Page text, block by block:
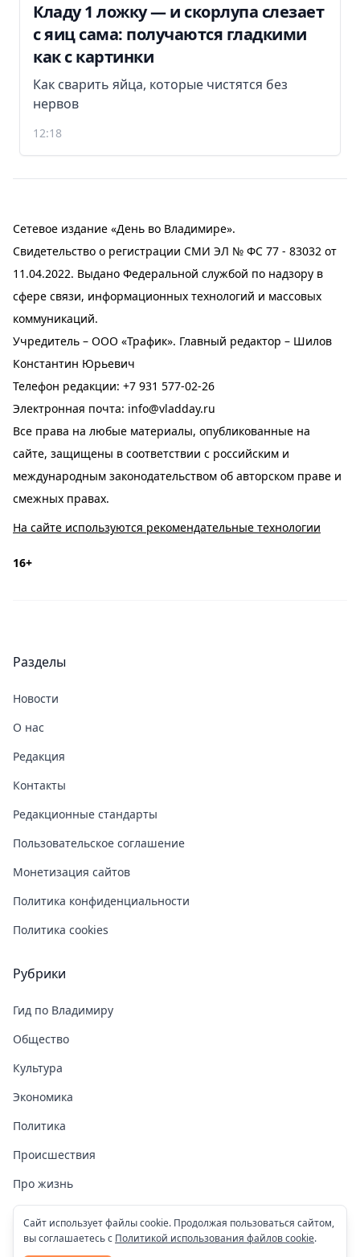
Кладу 1 ложку — и скорлупа слезает
с яиц сама: получаются гладкими
как с картинки
Как сварить яйца, которые чистятся без
нервов
12:18
Сетевое издание «День во Владимире».
Свидетельство о регистрации СМИ ЭЛ № ФС 77 - 83032 от
11.04.2022. Выдано Федеральной службой по надзору в
сфере связи, информационных технологий и массовых
коммуникаций.
Учредитель – ООО «Трафик». Главный редактор – Шилов
Константин Юрьевич
Телефон редакции: +7 931 577-02-26
Электронная почта: info@vladday.ru
Все права на любые материалы, опубликованные на
сайте, защищены в соответствии с российским и
международным законодательством об авторском праве и
смежных правах.
На сайте используются рекомендательные технологии
16+
Разделы
Новости
О нас
Редакция
Контакты
Редакционные стандарты
Пользовательское соглашение
Монетизация сайтов
Политика конфиденциальности
Политика cookies
Рубрики
Гид по Владимиру
Общество
Культура
Экономика
Политика
Происшествия
Про жизнь
Здоровье
COVID-19
Сайт использует файлы cookie. Продолжая пользоваться сайтом,
вы соглашаетесь с Политикой использования файлов cookie.